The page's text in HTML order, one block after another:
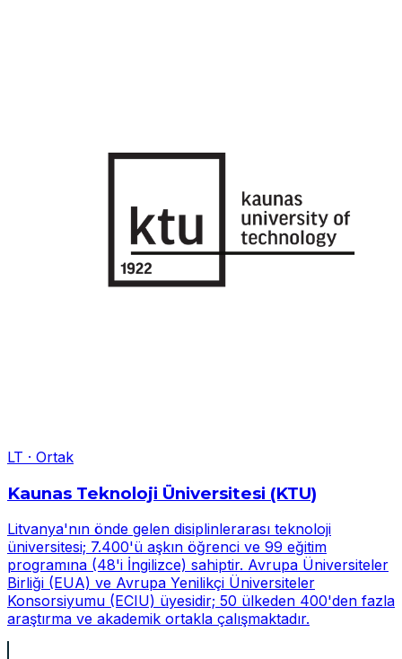
LT · Ortak
Kaunas Teknoloji Üniversitesi (KTU)
Litvanya'nın önde gelen disiplinlerarası teknoloji
üniversitesi; 7.400'ü aşkın öğrenci ve 99 eğitim
programına (48'i İngilizce) sahiptir. Avrupa Üniversiteler
Birliği (EUA) ve Avrupa Yenilikçi Üniversiteler
Konsorsiyumu (ECIU) üyesidir; 50 ülkeden 400'den fazla
araştırma ve akademik ortakla çalışmaktadır.